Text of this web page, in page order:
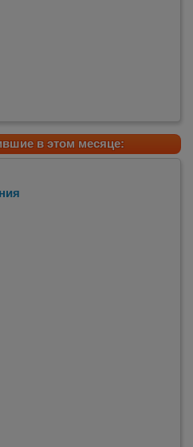
в этом месяце: